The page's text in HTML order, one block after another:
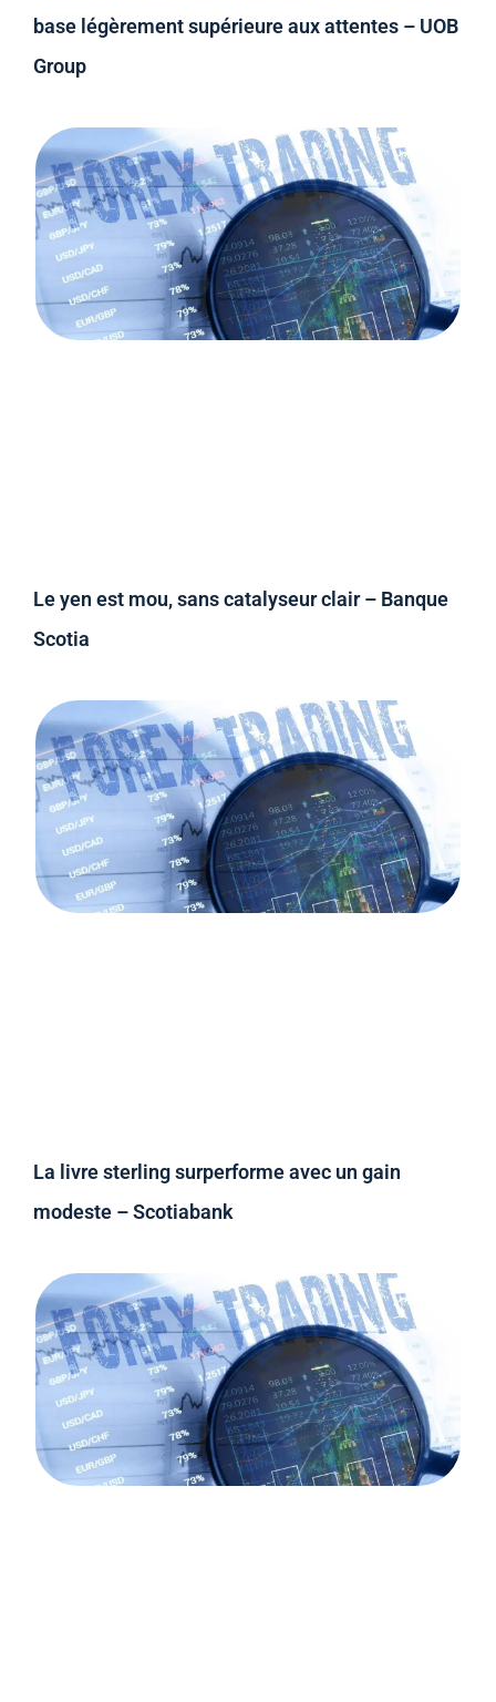
base légèrement supérieure aux attentes – UOB
Group
Le yen est mou, sans catalyseur clair – Banque
Scotia
La livre sterling surperforme avec un gain
modeste – Scotiabank